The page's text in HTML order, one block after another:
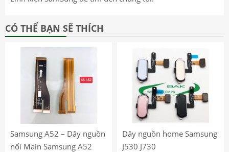
CÓ THỂ BẠN SẼ THÍCH
Samsung A52 – Dây nguồn
nối Main Samsung A52
Dây nguồn home Samsung
J530 J730